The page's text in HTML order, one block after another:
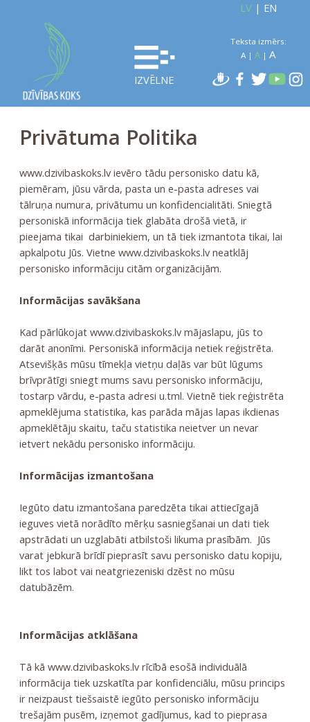
IZVĒLNE
LV| EN
Teksta izmērs:
A| A| A
Privātuma Politika
www.dzivibaskoks.lv ievēro tādu personisko datu kā,
piemēram, jūsu vārda, pasta un e-pasta adreses vai
tālruņa numura, privātumu un konfidencialitāti. Sniegtā
personiskā informācija tiek glabāta drošā vietā, ir
pieejama tikai darbiniekiem, un tā tiek izmantota tikai, lai
apkalpotu Jūs. Vietne www.dzivibaskoks.lv neatklāj
personisko informāciju citām organizācijām.
Informācijas savākšana
Kad pārlūkojat www.dzivibaskoks.lv mājaslapu, jūs to
darāt anonīmi. Personiskā informācija netiek reģistrēta.
Atsevišķās mūsu tīmekļa vietņu daļās var būt lūgums
brīvprātīgi sniegt mums savu personisko informāciju,
tostarp vārdu, e-pasta adresi u.tml. Vietnē tiek reģistrēta
apmeklējuma statistika, kas parāda mājas lapas ikdienas
apmeklētāju skaitu, taču statistika neietver un nevar
ietvert nekādu personisko informāciju.
Informācijas izmantošana
Iegūto datu izmantošana paredzēta tikai attiecīgajā
ieguves vietā norādīto mērķu sasniegšanai un dati tiek
apstrādati un uzglabāti atbilstoši likuma prasībām. Jūs
varat jebkurā brīdī pieprasīt savu personisko datu kopiju,
likt tos labot vai neatgriezeniski dzēst no mūsu
datubāzēm.
Informācijas atklāšana
Tā kā www.dzivibaskoks.lv rīcībā esošā individuālā
informācija tiek uzskatīta par konfidenciālu, mūsu princips
ir neizpaust tiešsaistē iegūto personisko informāciju
trešajām pusēm, izņemot gadījumus, kad to pieprasa